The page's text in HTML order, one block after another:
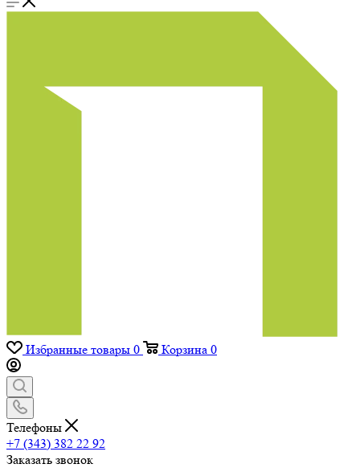
Избранные товары 0 Корзина 0
Телефоны
+7 (343) 382 22 92
Заказать звонок